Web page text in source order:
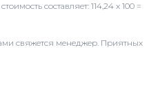
составляет: 114,24 x 100 =
свяжется менеджер. Приятных